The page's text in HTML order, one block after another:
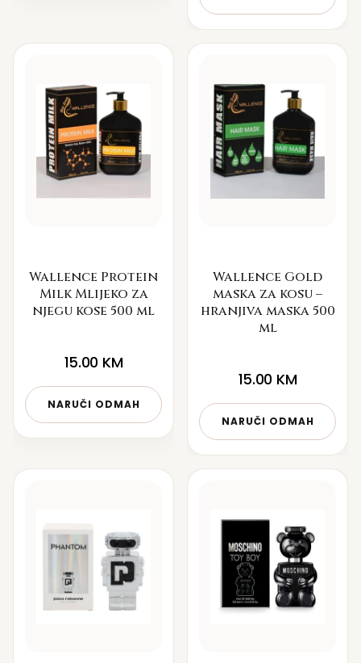
Wallence Protein
Milk Mlijeko za
njegu kose 500 ml
15.00 KM
NARUČI ODMAH
Wallence Gold
maska za kosu –
hranjiva maska 500
ml
15.00 KM
NARUČI ODMAH